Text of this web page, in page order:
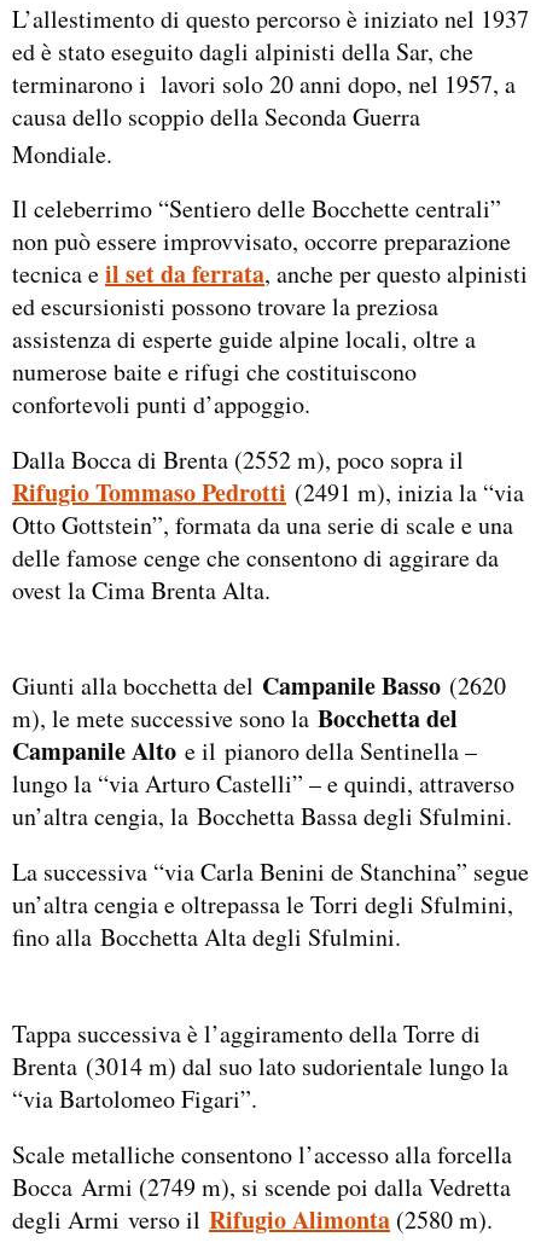
L’allestimento di questo percorso è iniziato nel 1937
ed è stato eseguito dagli alpinisti della Sar, che
terminarono i lavori solo 20 anni dopo, nel 1957, a
causa dello scoppio della Seconda Guerra
Mondiale.
Il celeberrimo “Sentiero delle Bocchette centrali”
non può essere improvvisato, occorre preparazione
tecnica eil set da ferrata, anche per questo alpinisti
ed escursionisti possono trovare la preziosa
assistenza di esperte guide alpine locali, oltre a
numerose baite e rifugi che costituiscono
confortevoli punti d’appoggio.
Dalla Bocca di Brenta (2552 m), poco sopra il
Rifugio Tommaso Pedrotti (2491 m), inizia la “via
Otto Gottstein”, formata da una serie di scale e una
delle famose cenge che consentono di aggirare da
ovest la Cima Brenta Alta.
Giunti alla bocchetta del Campanile Basso (2620
m), le mete successive sono la Bocchetta del
Campanile Alto e il pianoro della Sentinella –
lungo la “via Arturo Castelli” – e quindi, attraverso
un’altra cengia, la Bocchetta Bassa degli Sfulmini.
La successiva “via Carla Benini de Stanchina” segue
un’altra cengia e oltrepassa le Torri degli Sfulmini,
fino alla Bocchetta Alta degli Sfulmini.
Tappa successiva è l’aggiramento della Torre di
Brenta (3014 m) dal suo lato sudorientale lungo la
“via Bartolomeo Figari”.
Scale metalliche consentono l’accesso alla forcella
Bocca Armi (2749 m), si scende poi dalla Vedretta
degli Armi verso il Rifugio Alimonta (2580 m).